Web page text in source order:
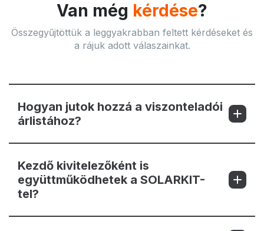
Van még kérdése?
Összegyűjtöttük a leggyakrabban feltett kérdéseket és
a rájuk adott válaszainkat.
Hogyan jutok hozzá a viszonteladói
árlistához?
Kezdő kivitelezőként is
együttműködhetek a SOLARKIT-
tel?